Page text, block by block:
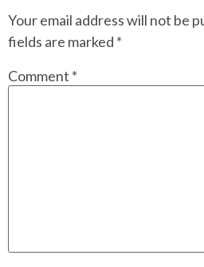
Your email address will not be
fields are marked *
Comment *